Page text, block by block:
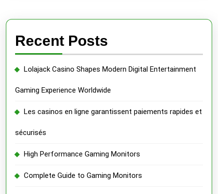
Recent Posts
Lolajack Casino Shapes Modern Digital Entertainment
Gaming Experience Worldwide
Les casinos en ligne garantissent paiements rapides et
sécurisés
High Performance Gaming Monitors
Complete Guide to Gaming Monitors